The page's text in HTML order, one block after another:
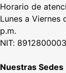
Horario de
Lunes a Viernes
p.m.
NIT:
Nuestras Sedes